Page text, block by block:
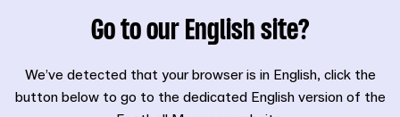
istedik. Bu dünyanın ne kadar büyük olacağını siz
sizin düşüşünüzü planladığı bir dünya.
zaferine ulaştırmış isterseniz de ilk sezonunuzda küme
Go to our English site?
We’ve detected that your browser is in English, click the
button below to go to the dedicated English version of the